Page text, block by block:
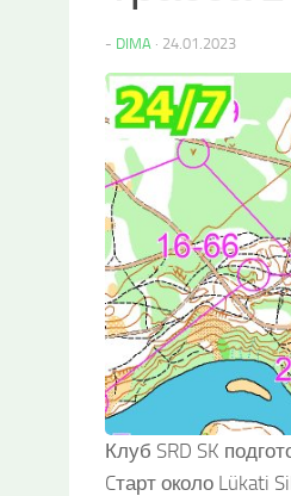
- DIMA · 24.01.2023
Клуб SRD SK
Cтарт около Lükati